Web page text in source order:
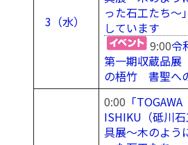
3（水）
った石工たち～
しています
9:00令
第一期収蔵品
の梧竹 書聖へ
0:00 「TOGAWA
ISHIKU（砥川
具展～木のよう